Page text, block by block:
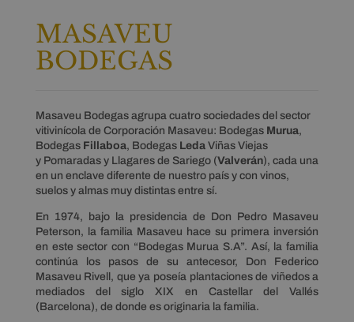
MASAVEU
BODEGAS
Masaveu Bodegas agrupa cuatro sociedades del sector
vitivinícola de Corporación Masaveu: Bodegas Murua,
Bodegas Fillaboa, Bodegas LedaViñas Viejas
y Pomaradas y Llagares de Sariego (Valverán), cada una
en un enclave diferente de nuestro país y con vinos,
suelos y almas muy distintas entre sí.
En 1974, bajo la presidencia de Don Pedro Masaveu
Peterson, la familia Masaveu hace su primera inversión
en este sector con “Bodegas Murua S.A”. Así, la familia
continúa los pasos de su antecesor, Don Federico
Masaveu Rivell, que ya poseía plantaciones de viñedos a
mediados del siglo XIX en Castellar del Vallés
(Barcelona), de donde es originaria la familia.